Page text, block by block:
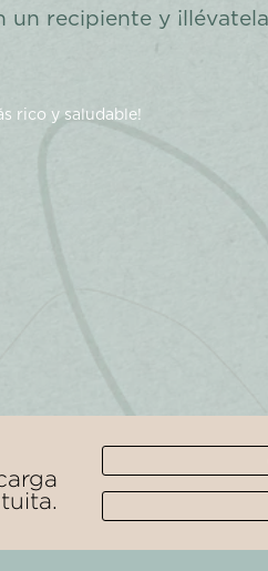
un recipiente y
rico y saludable!